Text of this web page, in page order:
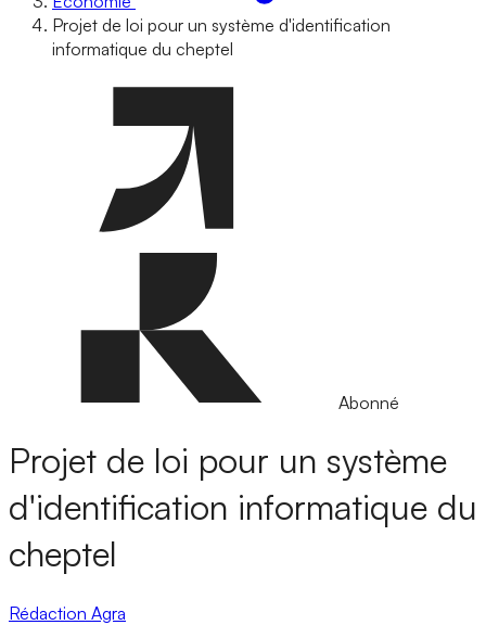
Projet de loi pour un système d'identification
informatique du cheptel
Abonné
Projet de loi pour un système
d'identification informatique du
cheptel
Rédaction Agra